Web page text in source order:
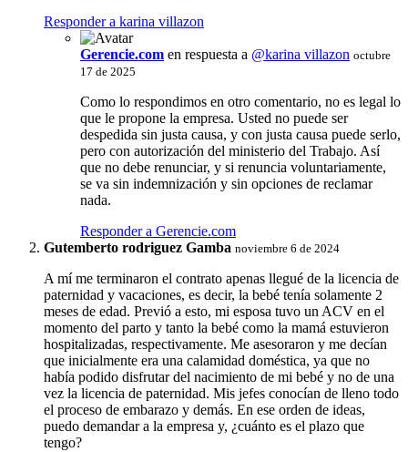
Responder a karina villazon
Gerencie.com en respuesta a @karina villazon octubre
17 de 2025
Como lo respondimos en otro comentario, no es legal lo
que le propone la empresa. Usted no puede ser
despedida sin justa causa, y con justa causa puede serlo,
pero con autorización del ministerio del Trabajo. Así
que no debe renunciar, y si renuncia voluntariamente,
se va sin indemnización y sin opciones de reclamar
nada.
Responder a Gerencie.com
Gutemberto rodriguez Gamba noviembre 6 de 2024
A mí me terminaron el contrato apenas llegué de la licencia de
paternidad y vacaciones, es decir, la bebé tenía solamente 2
meses de edad. Previó a esto, mi esposa tuvo un ACV en el
momento del parto y tanto la bebé como la mamá estuvieron
hospitalizadas, respectivamente. Me asesoraron y me decían
que inicialmente era una calamidad doméstica, ya que no
había podido disfrutar del nacimiento de mi bebé y no de una
vez la licencia de paternidad. Mis jefes conocían de lleno todo
el proceso de embarazo y demás. En ese orden de ideas,
puedo demandar a la empresa y, ¿cuánto es el plazo que
tengo?